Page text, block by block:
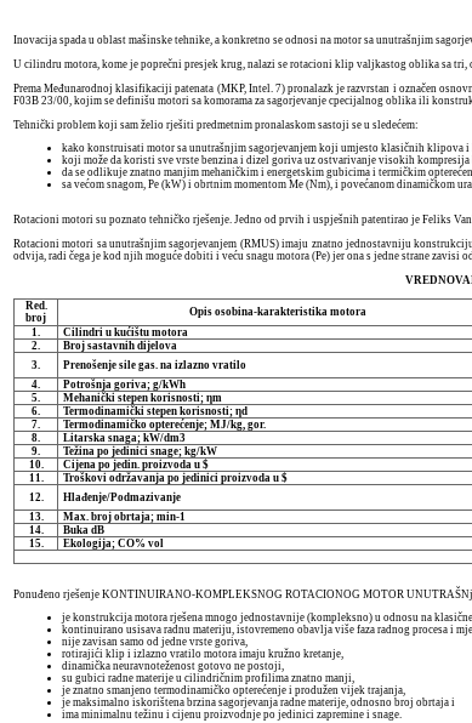
Inovacija spada u oblast mašinske tehnike, a konkretno se odnosi na motor sa unutrašnjim
U cilindru motora, kome je poprečni presjek krug, nalazi se rotacioni klip valjkastog oblika sa
Prema Međunarodnoj klasifikaciji patenata (MKP, Intel. 7) pronalazk je razvrstan i označen
F03B 23/00, kojim se definišu motori sa komorama za sagorjevanje cpecijalnog oblika ili
Tehnički problem koji sam želio rješiti predmetnim pronalaskom sastoji se u sledećem:
kako konstruisati motor sa unutrašnjim sagorjevanjem koji umjesto klasičnih klipova
koji može da koristi sve vrste benzina i dizel goriva uz ostvarivanje visokih kompresija
da se odlikuje znatno manjim mehaničkim i energetskim gubicima i termičkim
sa većom snagom, Pe (kW) i obrtnim momentom Me (Nm), i povećanom dinamičkom
Rotacioni motori su poznato tehničko rješenje. Jedno od prvih i uspješnih patentirao je Feliks
Rotacioni motori sa unutrašnjim sagorjevanjem (RMUS) imaju znatno jednostavniju
odvija, radi čega je kod njih moguće dobiti i veću snagu motora (Pe) jer ona s jedne strane
Red.
broj
Opis osobina-karakteristika motora
1.
Cilindri u kućištu motora
2.
Broj sastavnih dijelova
3.
Prenošenje sile gas. na izlazno vratilo
4.
Potrošnja goriva; g/kWh
5.
Mehanički stepen korisnosti; ηm
6.
Termodinamički stepen korisnosti; ηd
7.
Termodinamičko opterećenje; MJ/kg, gor.
8.
Litarska snaga; kW/dm3
9.
Težina po jedinici snage; kg/kW
10.
Cijena po jedin. proizvoda u $
11.
Troškovi održavanja po jedinici proizvoda u $
12.
Hlađenje/Podmazivanje
13.
Max. broj obrtaja; min-1
14.
Buka dB
15.
Ekologija; CO% vol
Ponuđeno rješenje KONTINUIRANO-KOMPLEKSNOG ROTACIONOG MOTOR
je konstrukcija motora rješena mnogo jednostavnije (kompleksno) u odnosu na
kontinuirano usisava radnu materiju, istovremeno obavlja više faza radnog procesa i
nije zavisan samo od jedne vrste goriva,
rotirajići klip i izlazno vratilo motora imaju kružno kretanje,
dinamička neuravnoteženost gotovo ne postoji,
su gubici radne materije u cilindričnim profilima znatno manji,
je znatno smanjeno termodinamičko opterećenje i produžen vijek trajanja,
je maksimalno iskorištena brzina sagorjevanja radne materije, odnosno broj obrtaja i
ima minimalnu težinu i cijenu proizvodnje po jedinici zapremine i snage.